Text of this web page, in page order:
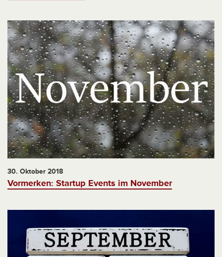
30. Oktober 2018
Vormerken: Startup Events im November